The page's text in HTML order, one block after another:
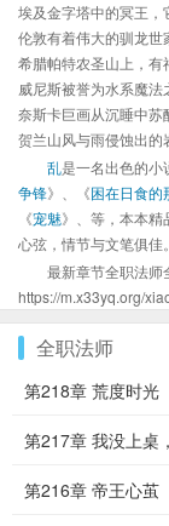
埃及金字塔中的冥王，
伦敦有着伟大的驯龙世
希腊帕特农圣山上，有
威尼斯被誉为水系魔法
奈斯卡巨画从沉睡中苏
贺兰山风与雨侵蚀出的
乱是一名出色的小
争锋》、《困在日食的
《宠魅》、等，本本精
心弦，情节与文笔俱佳。
最新章节全职法师
https://m.x33yq.org/
全职法师
第218章 荒度时光
第217章 我没上桌
第216章 帝王心茧